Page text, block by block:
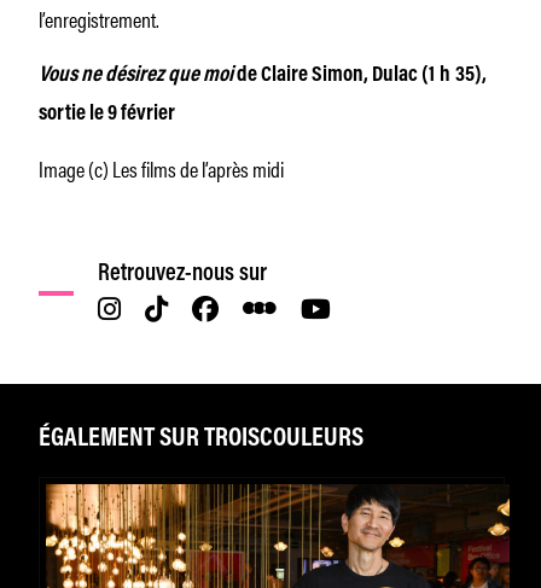
l’enregistrement.
Vous ne désirez que moide Claire Simon, Dulac (1 h 35),
sortie le 9 février
Image (c) Les films de l’après midi
Retrouvez-nous sur
ÉGALEMENT SUR TROISCOULEURS